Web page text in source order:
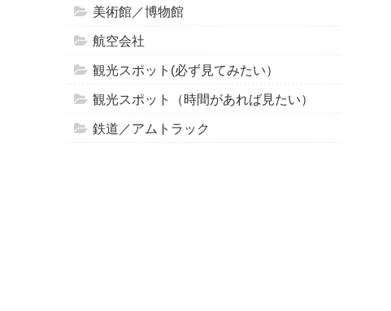
美術館／博物館
航空会社
観光スポット(必ず見てみたい）
観光スポット（時間があれば見たい）
鉄道／アムトラック